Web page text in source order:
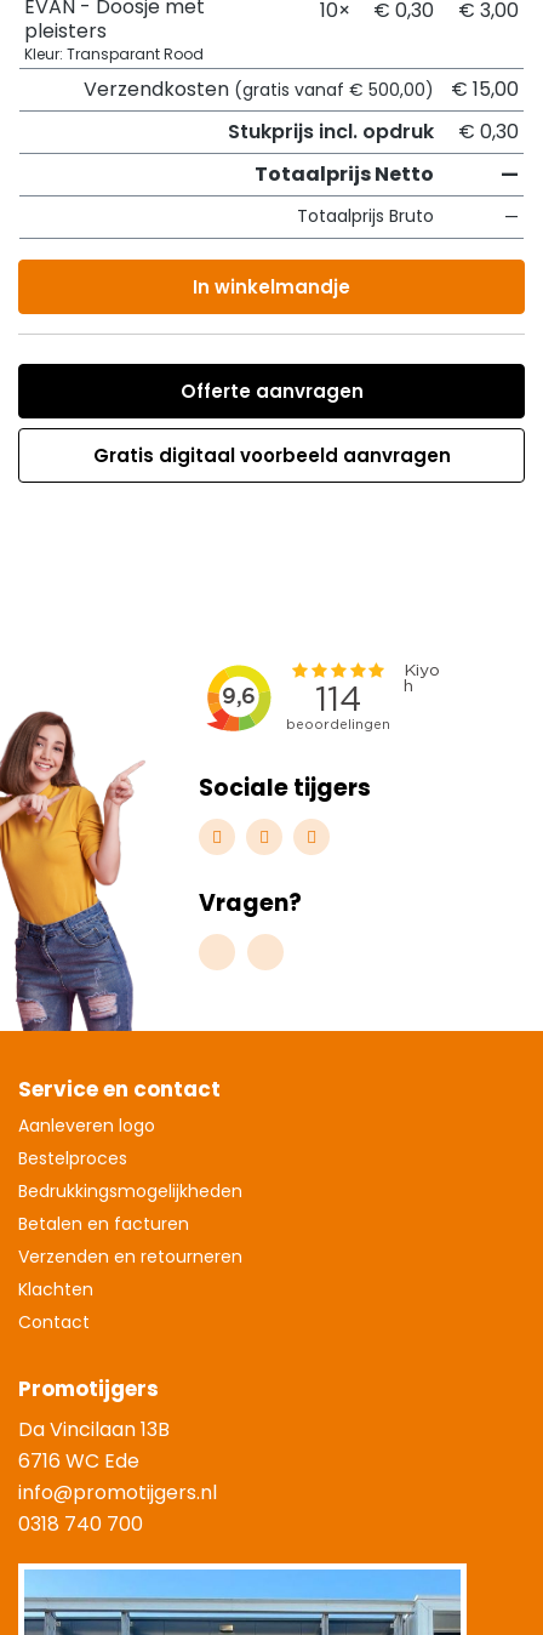
EVAN - Doosje met
pleisters
Kleur: Transparant Rood
10× € 0,30 € 3,00
Verzendkosten (gratis vanaf € 500,00)
€ 15,00
Stukprijs incl. opdruk
€ 0,30
Totaalprijs Netto
—
Totaalprijs Bruto —
In winkelmandje
Offerte aanvragen
Gratis digitaal voorbeeld aanvragen
Sociale tijgers
Vragen?
Service en contact
Aanleveren logo
Bestelproces
Bedrukkingsmogelijkheden
Betalen en facturen
Verzenden en retourneren
Klachten
Contact
Promotijgers
Da Vincilaan 13B
6716 WC Ede
info@promotijgers.nl
0318 740 700